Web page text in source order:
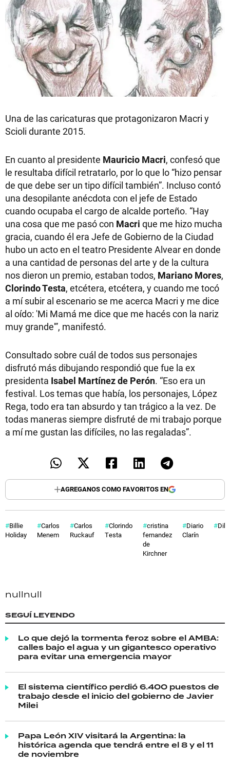
Una de las caricaturas que protagonizaron Macri y
Scioli durante 2015.
En cuanto al presidente Mauricio Macri, confesó que
le resultaba difícil retratarlo, por lo que lo “hizo pensar
de que debe ser un tipo difícil también”. Incluso contó
una desopilante anécdota con el jefe de Estado
cuando ocupaba el cargo de alcalde porteño. “Hay
una cosa que me pasó con Macri que me hizo mucha
gracia, cuando él era Jefe de Gobierno de la Ciudad
hubo un acto en el teatro Presidente Alvear en donde
a una cantidad de personas del arte y de la cultura
nos dieron un premio, estaban todos, Mariano Mores,
Clorindo Testa, etcétera, etcétera, y cuando me tocó
a mí subir al escenario se me acerca Macri y me dice
al oído: 'Mi Mamá me dice que me hacés con la nariz
muy grande'”, manifestó.
Consultado sobre cuál de todos sus personajes
disfrutó más dibujando respondió que fue la ex
presidenta Isabel Martínez de Perón. “Eso era un
festival. Los temas que había, los personajes, López
Rega, todo era tan absurdo y tan trágico a la vez. De
todas maneras siempre disfruté de mi trabajo porque
a mí me gustan las difíciles, no las regaladas”.
AGREGANOS COMO FAVORITOS EN
Billie
Holiday
Carlos
Menem
Carlos
Ruckauf
Clorindo
Testa
cristina
fernandez
de
Kirchner
Diario
Clarín
nullnull
SEGUÍ LEYENDO
Lo que dejó la tormenta feroz sobre el AMBA:
calles bajo el agua y un gigantesco operativo
para evitar una emergencia mayor
El sistema científico perdió 6.400 puestos de
trabajo desde el inicio del gobierno de Javier
Milei
Papa León XIV visitará la Argentina: la
histórica agenda que tendrá entre el 8 y el 11
de noviembre